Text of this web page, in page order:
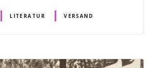
LITERATUR VERSAND